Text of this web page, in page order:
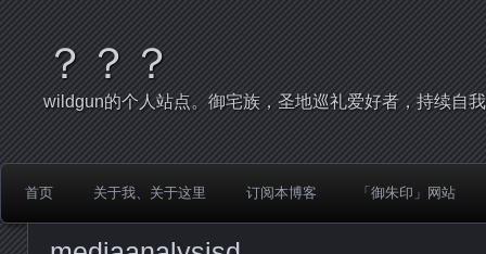
？？？
wildgun的个人站点。御宅族，圣地巡礼爱好者，持续自
首页 关于我、关于这里 订阅本博客 「御朱印」网站